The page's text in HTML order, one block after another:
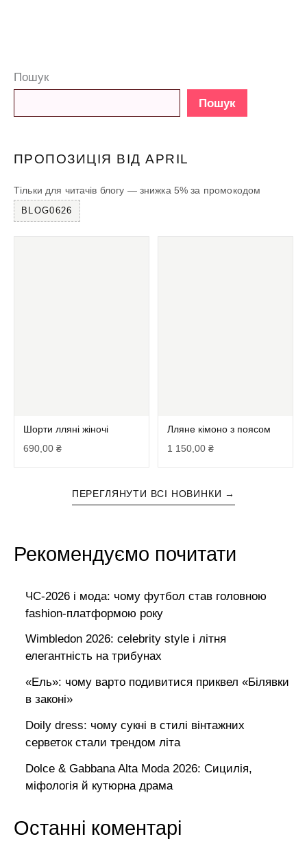
Пошук
Пошук
ПРОПОЗИЦІЯ ВІД APRIL
Тільки для читачів блогу — знижка 5% за промокодом
BLOG0626
Шорти лляні жіночі
690,00 ₴
Лляне кімоно з поясом
1 150,00₴
ПЕРЕГЛЯНУТИ ВСІ НОВИНКИ →
Рекомендуємо почитати
ЧС-2026 і мода: чому футбол став головною
fashion-платформою року
Wimbledon 2026: celebrity style і літня
елегантність на трибунах
«Ель»: чому варто подивитися приквел «Білявки
в законі»
Doily dress: чому сукні в стилі вінтажних
серветок стали трендом літа
Dolce & Gabbana Alta Moda 2026: Сицилія,
міфологія й кутюрна драма
Останні коментарі